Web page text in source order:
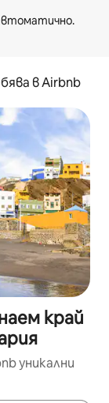
в Airbnb
край
уникални